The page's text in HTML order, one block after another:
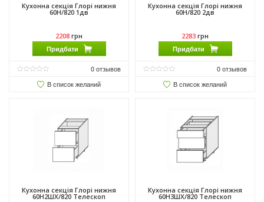
Кухонна секція Глорі нижня
60Н/820 1дв
2208 грн
Придбати
0отзывов
В список желаний
Кухонна секція Глорі нижня
60Н/820 2дв
2283 грн
Придбати
0отзывов
В список желаний
Кухонна секція Глорі нижня
60Н2ШХ/820 Телескоп
Кухонна секція Глорі нижня
60Н3ШХ/820 Телескоп